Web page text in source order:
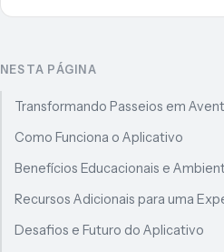
NESTA PÁGINA
Transformando Passeios em
Como Funciona o Aplicativo
Benefícios Educacionais e
Recursos Adicionais para uma
Desafios e Futuro do Aplicativo